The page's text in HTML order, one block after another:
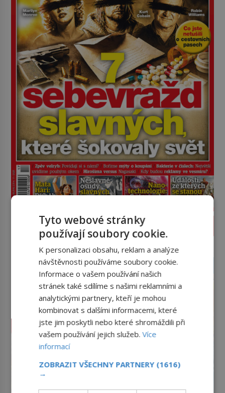
PROLISTOVAT ČASOPIS
reklama
Tyto webové stránky
používají soubory cookie.
K personalizaci obsahu, reklam a analýze
návštěvnosti používáme soubory cookie.
Informace o vašem používání našich
stránek také sdílíme s našimi reklamními a
analytickými partnery, kteří je mohou
kombinovat s dalšími informacemi, které
jste jim poskytli nebo které shromáždili při
vašem používání jejich služeb.Více
informací
ZOBRAZIT VŠECHNY PARTNERY (1616)
→